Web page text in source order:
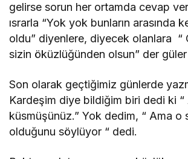
gelirse sorun her ortamda cevap
ısrarla “Yok yok bunların arasında
oldu” diyenlere, diyecek olanlara “
sizin öküzlüğünden olsun” der
Son olarak geçtiğimiz günlerde
Kardeşim diye bildiğim biri dedi ki
küsmüşünüz.” Yok dedim, “ Ama o
olduğunu söylüyor “ dedi.